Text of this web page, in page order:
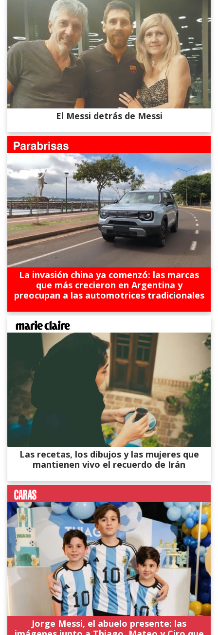
El Messi detrás de Messi
La invasión china ya comenzó: las marcas
que más crecieron en Argentina y
preocupan a las automotrices tradicionales
Las recetas, los dibujos y las mujeres que
mantienen vivo el recuerdo de Irán
Jorge Messi, el abuelo presente: las